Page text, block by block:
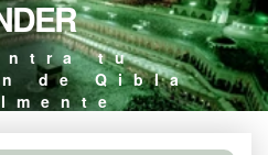
tu
de Qibla